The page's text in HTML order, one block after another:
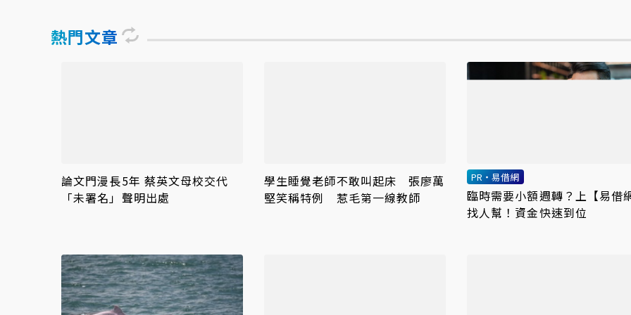
熱門文章
論文門漫長5年 蔡英文母校交代
「未署名」聲明出處
學生睡覺老師不敢叫起床 張廖萬
堅笑稱特例 惹毛第一線教師
PR・易借網
臨時需要小額週轉？上【易借
找人幫！資金快速到位